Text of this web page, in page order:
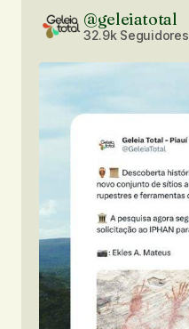
@geleiatotal
32.9k Seguidores